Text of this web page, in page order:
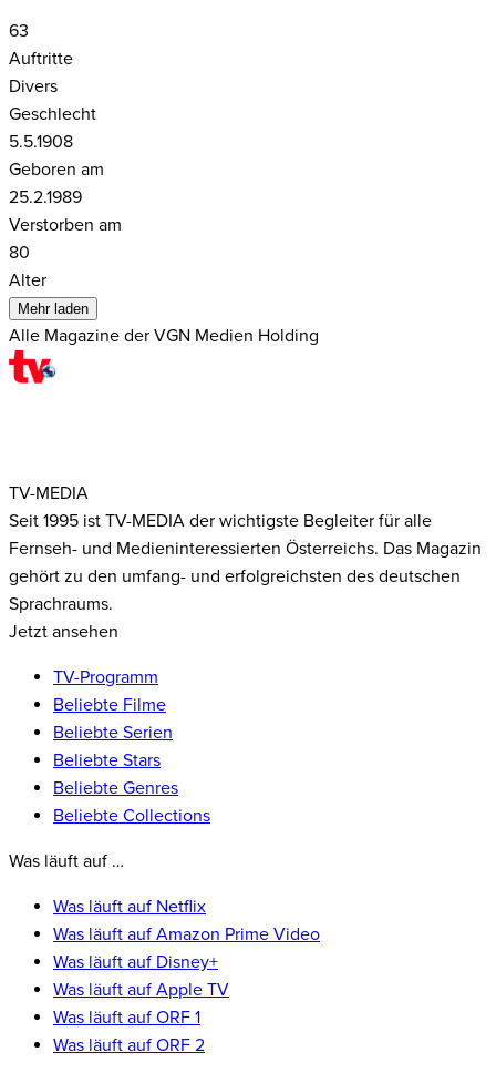
63
Auftritte
Divers
Geschlecht
5.5.1908
Geboren am
25.2.1989
Verstorben am
80
Alter
Mehr laden
Alle Magazine der VGN Medien Holding
TV-MEDIA
Seit 1995 ist TV-MEDIA der wichtigste Begleiter für alle
Fernseh- und Medieninteressierten Österreichs. Das Magazin
gehört zu den umfang- und erfolgreichsten des deutschen
Sprachraums.
Jetzt ansehen
TV-Programm
Beliebte Filme
Beliebte Serien
Beliebte Stars
Beliebte Genres
Beliebte Collections
Was läuft auf …
Was läuft auf Netflix
Was läuft auf Amazon Prime Video
Was läuft auf Disney+
Was läuft auf Apple TV
Was läuft auf ORF 1
Was läuft auf ORF 2